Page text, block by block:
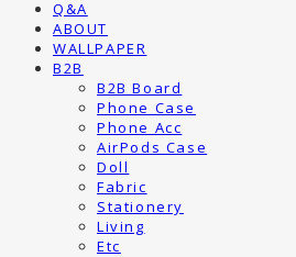
Q&A
ABOUT
WALLPAPER
B2B
B2B Board
Phone Case
Phone Acc
AirPods Case
Doll
Fabric
Stationery
Living
Etc